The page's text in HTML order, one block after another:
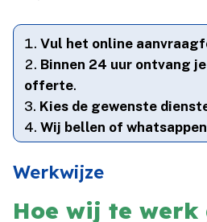
Vul het online
Binnen 24 uur ontvang
offerte.​
Kies de gewenste
Wij bellen of
Werkwijze
Hoe wij te werk